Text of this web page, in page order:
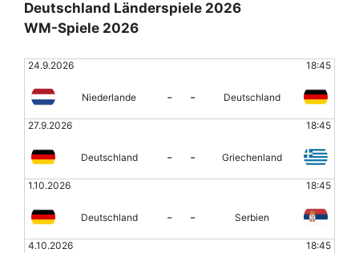
Deutschland Länderspiele 2026
WM-Spiele 2026
24.9.2026 18:45
Niederlande - - Deutschland
27.9.2026 18:45
Deutschland - - Griechenland
1.10.2026 18:45
Deutschland - - Serbien
4.10.2026 18:45